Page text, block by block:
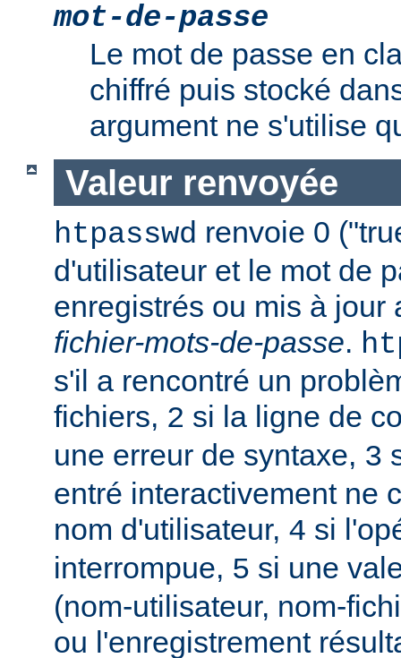
mot-de-passe
Le mot de passe en
chiffré puis stocké
argument ne s'utilise
Valeur renvoyée
htpasswd renvoie 0
d'utilisateur et le mot de
enregistrés ou mis à jour
fichier-mots-de-passe.
s'il a rencontré un
fichiers, 2 si la ligne de
une erreur de syntaxe, 3
entré interactivement ne
nom d'utilisateur, 4 si
interrompue, 5 si une
(nom-utilisateur, nom-
ou l'enregistrement